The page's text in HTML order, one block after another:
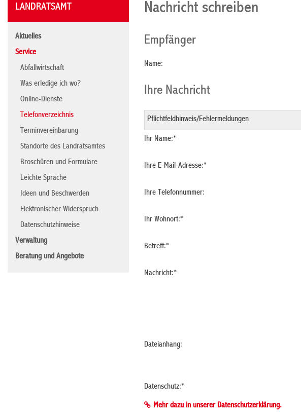
LANDRATSAMT
Aktuelles
Service
Abfallwirtschaft
Was erledige ich wo?
Online-Dienste
Telefonverzeichnis
Terminvereinbarung
Standorte des Landratsamtes
Broschüren und Formulare
Leichte Sprache
Ideen und Beschwerden
Elektronischer Widerspruch
Datenschutzhinweise
Verwaltung
Beratung und Angebote
Nachricht schreiben
Empfänger
Name:
Ihre Nachricht
Ihr Name:*
Ihre E-Mail-Adresse:*
Ihre Telefonnummer:
Ihr Wohnort:*
Betreff:*
Nachricht:*
Dateianhang:
Datenschutz:*
Mehr dazu in unserer Datenschutzerklärung.